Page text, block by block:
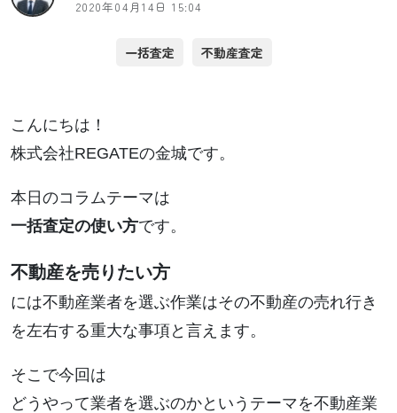
2020年04月14日 15:04
一括査定 不動産査定
こんにちは！
株式会社REGATEの金城です。
本日のコラムテーマは
一括査定の使い方です。
不動産を売りたい方
には不動産業者を選ぶ作業はその不動産の売れ行き
を左右する重大な事項と言えます。
そこで今回は
どうやって業者を選ぶのかというテーマを不動産業